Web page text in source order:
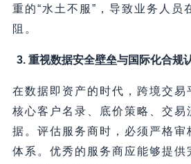
重的“水土不服”，导致业务人员
阻。
3. 重视数据安全壁垒与国际化合规
在数据即资产的时代，跨境交易
核心客户名录、底价策略、交易
据。评估服务商时，必须严格审
体系。优秀的服务商应能够提供